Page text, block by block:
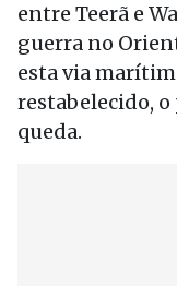
entre Teerã e
guerra no
esta via
restabelecido,
queda.